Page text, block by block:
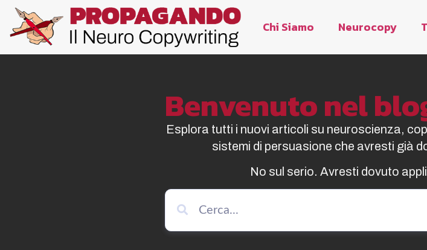
Chi Siamo Neurocopy
Benvenuto nel
Esplora tutti i nuovi articoli su neuroscienza,
sistemi di persuasione che avresti già
No sul serio. Avresti dovuto